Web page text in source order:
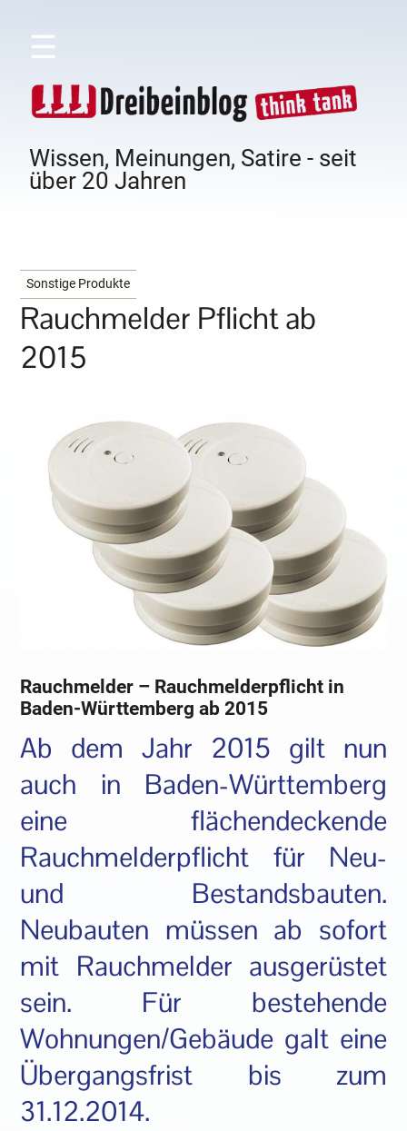
☰
Wissen, Meinungen, Satire - seit
über 20 Jahren
Sonstige Produkte
Rauchmelder Pflicht ab
2015
Rauchmelder – Rauchmelderpflicht in
Baden-Württemberg ab 2015
Ab dem Jahr 2015 gilt nun
auch in Baden-Württemberg
eine flächendeckende
Rauchmelderpflicht für Neu-
und Bestandsbauten.
Neubauten müssen ab sofort
mit Rauchmelder ausgerüstet
sein. Für bestehende
Wohnungen/Gebäude galt eine
Übergangsfrist bis zum
31.12.2014.